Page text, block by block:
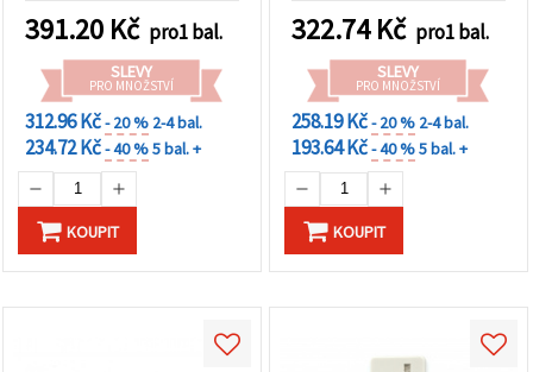
přání, mix motivů
391.20 Kč pro1 bal.
SLEVY
PRO MNOŽSTVÍ
312.96 Kč- 20 % 2-4 bal.
234.72 Kč- 40 %5 bal. +
KOUPIT
322.74Kč pro1 bal.
SLEVY
PRO MNOŽSTVÍ
258.19 Kč- 20 % 2-4 bal.
193.64 Kč- 40 %5 bal. +
KOUPIT